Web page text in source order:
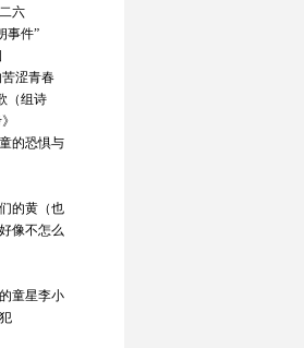
六
事件”
涩青春
（组诗
的恐惧与
的黄（也
像不怎么
童星李小